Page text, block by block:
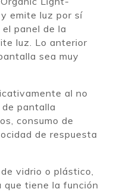
emite luz por sí
panel de la
luz. Lo anterior
sea muy
al no
pantalla
consumo de
de respuesta
vidrio o plástico,
que tiene la función